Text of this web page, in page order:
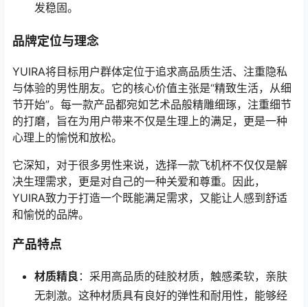
发稳固。
品牌定位与理念
YUIRA将目标用户群体定位于追求高品质生活、注重隐私
与体验的男性朋友。它的核心价值主张是“精致生活，从细
节开始”。每一款产品都宛如艺术品般精雕细琢，注重细节
的打磨，旨在为用户带来不仅是生理上的满足，更是一种
心理上的愉悦和放松。
它深知，对于很多男性来说，选择一款飞机杯不仅仅是解
决生理需求，更是对自己的一种关爱和尊重。因此，
YUIRA致力于打造一个既能满足需求，又能让人感到舒适
和愉悦的品牌。
产品特点
材质精良 ：采用高品质的硅胶材质，触感柔软，亲肤
无刺激。这种材质具有良好的弹性和耐用性，能够经